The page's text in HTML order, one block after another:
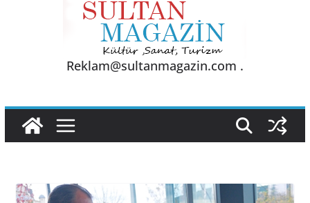
Akgül: “Sanayi esnafı yeni engellerle karşı
karşıya!”
Reklam@sultanmagazin.com .